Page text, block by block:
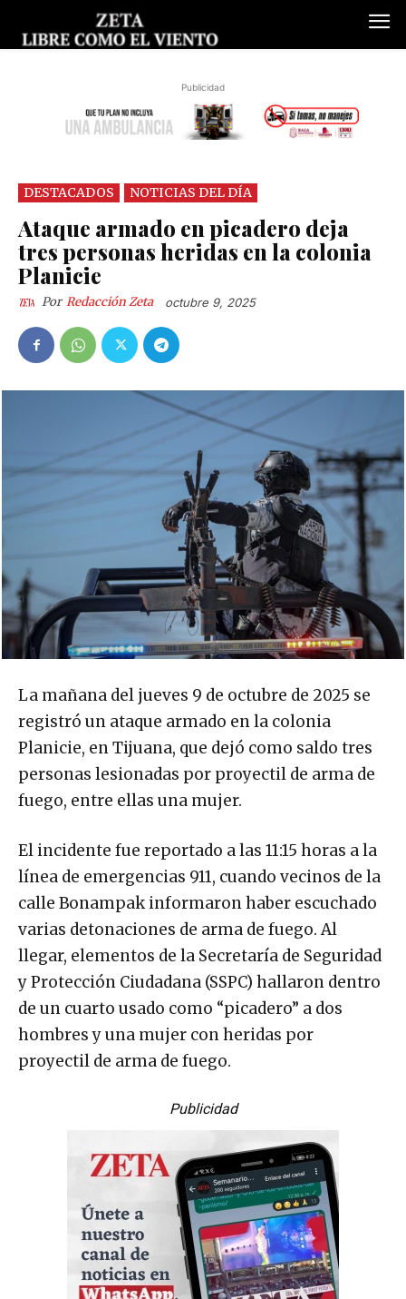
Publicidad
DESTACADOS NOTICIAS DEL DÍA
Ataque armado en picadero deja
tres personas heridas en la colonia
Planicie
Por Redacción Zeta octubre 9, 2025
La mañana del jueves 9 de octubre de 2025 se
registró un ataque armado en la colonia
Planicie, en Tijuana, que dejó como saldo tres
personas lesionadas por proyectil de arma de
fuego, entre ellas una mujer.
El incidente fue reportado a las 11:15 horas a la
línea de emergencias 911, cuando vecinos de la
calle Bonampak informaron haber escuchado
varias detonaciones de arma de fuego. Al
llegar, elementos de la Secretaría de Seguridad
y Protección Ciudadana (SSPC) hallaron dentro
de un cuarto usado como “picadero” a dos
hombres y una mujer con heridas por
proyectil de arma de fuego.
Publicidad